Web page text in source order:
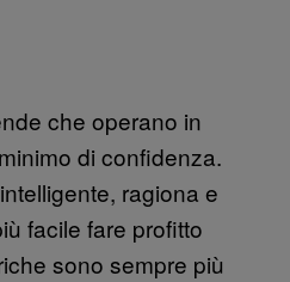
che operano in
di confidenza.
ragiona e
facile fare profitto
sono sempre più